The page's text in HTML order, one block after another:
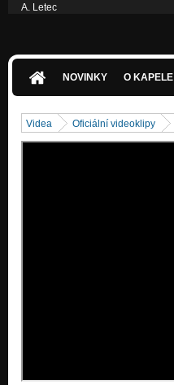
A. Letec
NOVINKY O KAPELE
Videa Oficiální videoklipy